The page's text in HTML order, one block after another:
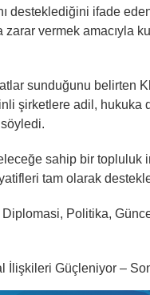
desteklediğini ifade
zarar vermek amacıyla
sunduğunu belirten
şirketlere adil, hukuka
söyledi.
sahip bir
tam olarak
Politika,
İlişkileri Güçleniyor –